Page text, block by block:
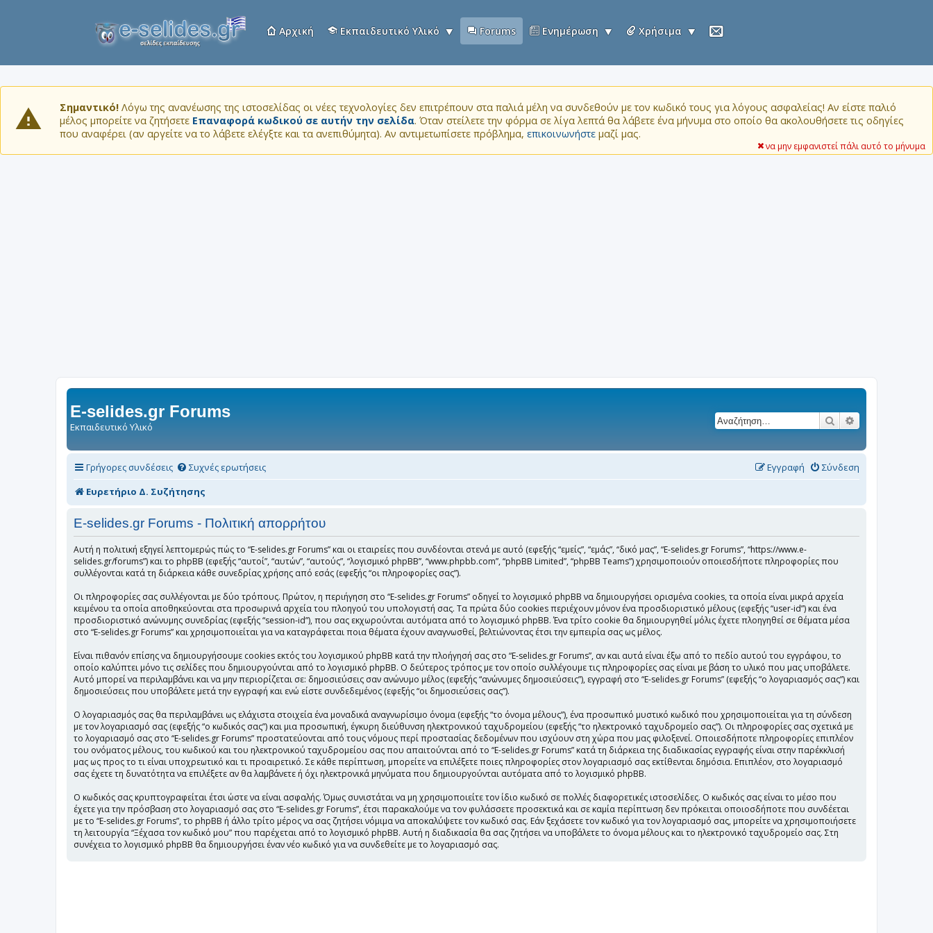
Αρχική Εκπαιδευτικό Υλικό Forums Ενημέρωση Χρήσιμα
Σημαντικό! Λόγω της ανανέωσης της ιστοσελίδας οι νέες τεχνολογίες δεν επιτρέπουν στα παλιά μέλη να συνδεθούν με τον κωδικό τους για λόγους ασφαλείας! Αν είστε παλιό
μέλος μπορείτε να ζητήσετε Επαναφορά κωδικού σε αυτήν την σελίδα. Όταν στείλετε την φόρμα σε λίγα λεπτά θα λάβετε ένα μήνυμα στο οποίο θα ακολουθήσετε τις οδηγίες
που αναφέρει (αν αργείτε να το λάβετε ελέγξτε και τα ανεπιθύμητα). Αν αντιμετωπίσετε πρόβλημα, επικοινωνήστε μαζί μας.
να μην εμφανιστεί πάλι αυτό το μήνυμα
E-selides.gr Forums
Εκπαιδευτικό Υλικό
Αναζήτηση
Γρήγορες συνδέσεις Συχνές ερωτήσεις Σύνδεση
Εγγραφή
Ευρετήριο Δ. Συζήτησης
E-selides.gr Forums - Πολιτική απορρήτου
Αυτή η πολιτική εξηγεί λεπτομερώς πώς το “E-selides.gr Forums” και οι εταιρείες που συνδέονται στενά με αυτό (εφεξής “εμείς”, “εμάς”, “δικό μας”, “E-selides.gr Forums”, “https://www.e-
selides.gr/forums”) και το phpBB (εφεξής “αυτοί”, “αυτών”, “αυτούς”, “λογισμικό phpBB”, “www.phpbb.com”, “phpBB Limited”, “phpBB Teams”) χρησιμοποιούν οποιεσδήποτε πληροφορίες που
συλλέγονται κατά τη διάρκεια κάθε συνεδρίας χρήσης από εσάς (εφεξής “οι πληροφορίες σας”).
Οι πληροφορίες σας συλλέγονται με δύο τρόπους. Πρώτον, η περιήγηση στο “E-selides.gr Forums” οδηγεί το λογισμικό phpBB να δημιουργήσει ορισμένα cookies, τα οποία είναι μικρά αρχεία
κειμένου τα οποία αποθηκεύονται στα προσωρινά αρχεία του πλοηγού του υπολογιστή σας. Τα πρώτα δύο cookies περιέχουν μόνον ένα προσδιοριστικό μέλους (εφεξής “user-id”) και ένα
προσδιοριστικό ανώνυμης συνεδρίας (εφεξής “session-id”), που σας εκχωρούνται αυτόματα από το λογισμικό phpBB. Ένα τρίτο cookie θα δημιουργηθεί μόλις έχετε πλοηγηθεί σε θέματα μέσα
στο “E-selides.gr Forums” και χρησιμοποιείται για να καταγράφεται ποια θέματα έχουν αναγνωσθεί, βελτιώνοντας έτσι την εμπειρία σας ως μέλος.
Είναι πιθανόν επίσης να δημιουργήσουμε cookies εκτός του λογισμικού phpBB κατά την πλοήγησή σας στο “E-selides.gr Forums”, αν και αυτά είναι έξω από το πεδίο αυτού του εγγράφου, το
οποίο καλύπτει μόνο τις σελίδες που δημιουργούνται από το λογισμικό phpBB. Ο δεύτερος τρόπος με τον οποίο συλλέγουμε τις πληροφορίες σας είναι με βάση το υλικό που μας υποβάλετε.
Αυτό μπορεί να περιλαμβάνει και να μην περιορίζεται σε: δημοσιεύσεις σαν ανώνυμο μέλος (εφεξής “ανώνυμες δημοσιεύσεις”), εγγραφή στο “E-selides.gr Forums” (εφεξής “ο λογαριασμός σας”) και
δημοσιεύσεις που υποβάλετε μετά την εγγραφή και ενώ είστε συνδεδεμένος (εφεξής “οι δημοσιεύσεις σας”).
Ο λογαριασμός σας θα περιλαμβάνει ως ελάχιστα στοιχεία ένα μοναδικά αναγνωρίσιμο όνομα (εφεξής “το όνομα μέλους”), ένα προσωπικό μυστικό κωδικό που χρησιμοποιείται για τη σύνδεση
με τον λογαριασμό σας (εφεξής “ο κωδικός σας”) και μια προσωπική, έγκυρη διεύθυνση ηλεκτρονικού ταχυδρομείου (εφεξής “το ηλεκτρονικό ταχυδρομείο σας”). Οι πληροφορίες σας σχετικά με
το λογαριασμό σας στο “E-selides.gr Forums” προστατεύονται από τους νόμους περί προστασίας δεδομένων που ισχύουν στη χώρα που μας φιλοξενεί. Οποιεσδήποτε πληροφορίες επιπλέον
του ονόματος μέλους, του κωδικού και του ηλεκτρονικού ταχυδρομείου σας που απαιτούνται από το “E-selides.gr Forums” κατά τη διάρκεια της διαδικασίας εγγραφής είναι στην παρέκκλισή
μας ως προς το τι είναι υποχρεωτικό και τι προαιρετικό. Σε κάθε περίπτωση, μπορείτε να επιλέξετε ποιες πληροφορίες στον λογαριασμό σας εκτίθενται δημόσια. Επιπλέον, στο λογαριασμό
σας έχετε τη δυνατότητα να επιλέξετε αν θα λαμβάνετε ή όχι ηλεκτρονικά μηνύματα που δημιουργούνται αυτόματα από το λογισμικό phpBB.
Ο κωδικός σας κρυπτογραφείται έτσι ώστε να είναι ασφαλής. Όμως συνιστάται να μη χρησιμοποιείτε τον ίδιο κωδικό σε πολλές διαφορετικές ιστοσελίδες. Ο κωδικός σας είναι το μέσο που
έχετε για την πρόσβαση στο λογαριασμό σας στο “E-selides.gr Forums”, έτσι παρακαλούμε να τον φυλάσσετε προσεκτικά και σε καμία περίπτωση δεν πρόκειται οποιοσδήποτε που συνδέεται
με το “E-selides.gr Forums”, το phpBB ή άλλο τρίτο μέρος να σας ζητήσει νόμιμα να αποκαλύψετε τον κωδικό σας. Εάν ξεχάσετε τον κωδικό για τον λογαριασμό σας, μπορείτε να χρησιμοποιήσετε
τη λειτουργία “Ξέχασα τον κωδικό μου” που παρέχεται από το λογισμικό phpBB. Αυτή η διαδικασία θα σας ζητήσει να υποβάλετε το όνομα μέλους και το ηλεκτρονικό ταχυδρομείο σας. Στη
συνέχεια το λογισμικό phpBB θα δημιουργήσει έναν νέο κωδικό για να συνδεθείτε με το λογαριασμό σας.